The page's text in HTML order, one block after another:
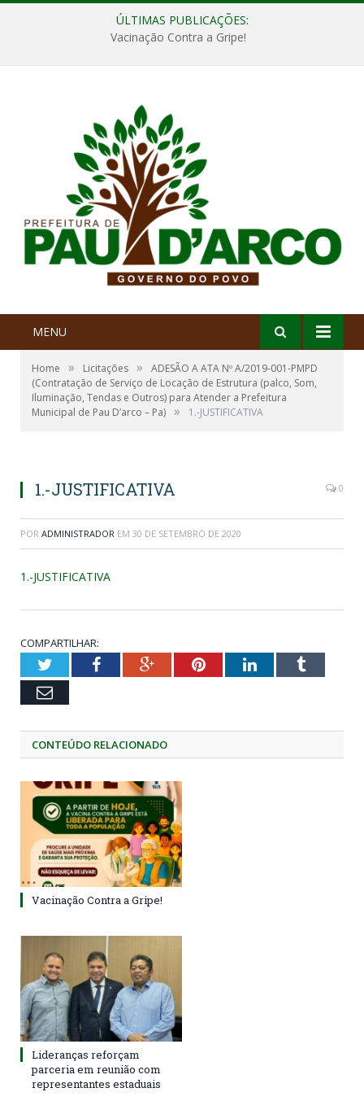
ÚLTIMAS PUBLICAÇÕES:
Vacinação Contra a Gripe!
MENU
Home » Licitações »
ADESÃO A ATA Nº A/2019-001-PMPD
(Contratação de Serviço de Locação de Estrutura (palco, Som,
Iluminação, Tendas e Outros) para Atender a Prefeitura
Municipal de Pau D’arco – Pa) » 1.-JUSTIFICATIVA
1.-JUSTIFICATIVA 0
POR ADMINISTRADOR EM 30 DE SETEMBRO DE 2020
1.-JUSTIFICATIVA
COMPARTILHAR:
TwitterFacebookGoogle+PinterestLinkedInTumblr
Email
CONTEÚDO RELACIONADO
Vacinação Contra a Gripe!
Lideranças reforçam
parceria em reunião com
representantes estaduais